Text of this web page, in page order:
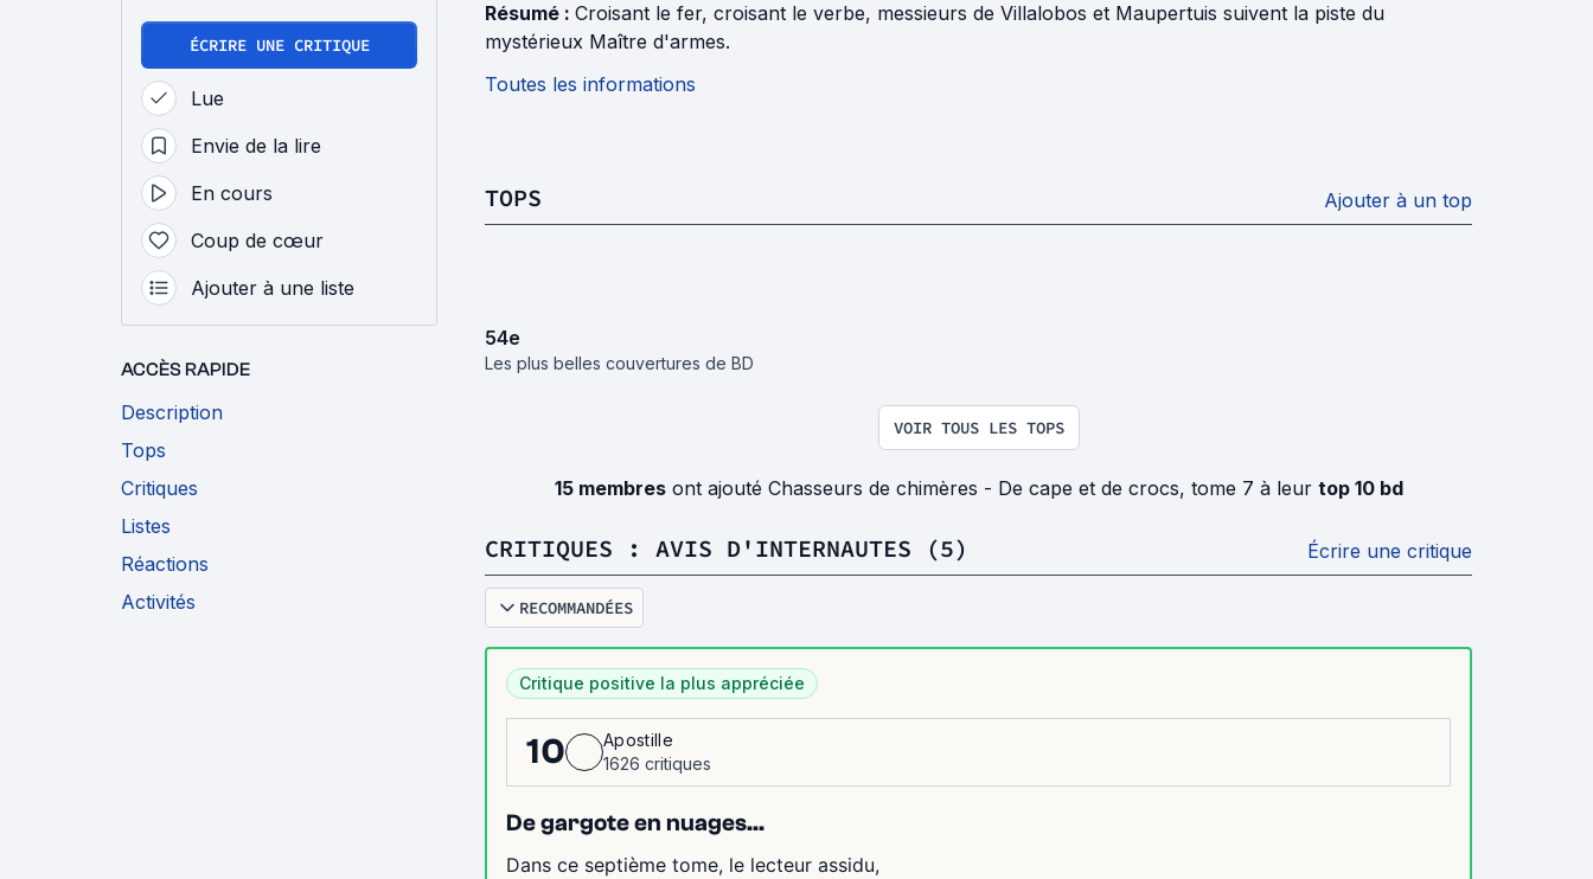
ÉCRIRE UNE CRITIQUE
Lue
Envie de la lire
En cours
Coup de cœur
Ajouter à une liste
ACCÈS RAPIDE
Description
Tops
Critiques
Listes
Réactions
Activités
Résumé : Croisant le fer, croisant le verbe, messieurs de Villalobos et Maupertuis suivent la piste du
mystérieux Maître d'armes.
Toutes les informations
TOPS Ajouter à un top
54e
Les plus belles couvertures de BD
VOIR TOUS LES TOPS
15 membresont ajouté Chasseurs de chimères - De cape et de crocs, tome 7 à leur top 10 bd
CRITIQUES : AVIS D'INTERNAUTES (5) Écrire une critique
RECOMMANDÉES
Critique positive la plus appréciée
10
Apostille
1626 critiques
De gargote en nuages...
Dans ce septième tome, le lecteur assidu,